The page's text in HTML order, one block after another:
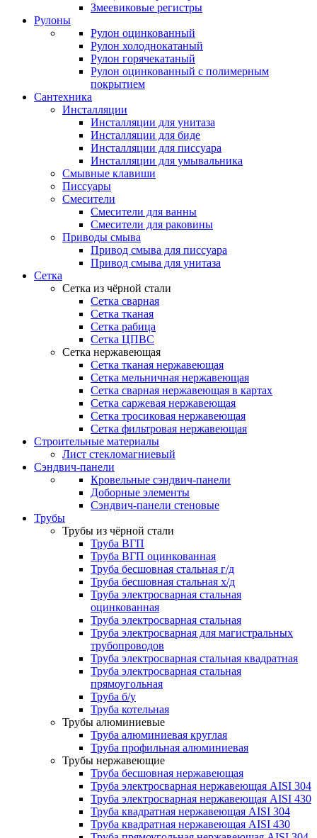
Змеевиковые регистры
Рулоны
Рулон оцинкованный
Рулон холоднокатаный
Рулон горячекатаный
Рулон оцинкованный с полимерным
покрытием
Сантехника
Инсталляции
Инсталляции для унитаза
Инсталляции для биде
Инсталляции для писсуара
Инсталляции для умывальника
Смывные клавиши
Писсуары
Смесители
Смесители для ванны
Смесители для раковины
Приводы смыва
Привод смыва для писсуара
Привод смыва для унитаза
Сетка
Сетка из чёрной стали
Сетка сварная
Сетка тканая
Сетка рабица
Сетка ЦПВС
Сетка нержавеющая
Сетка тканая нержавеющая
Сетка мельничная нержавеющая
Сетка сварная нержавеющая в картах
Сетка саржевая нержавеющая
Сетка тросиковая нержавеющая
Сетка фильтровая нержавеющая
Строительные материалы
Лист стекломагниевый
Сэндвич-панели
Кровельные сэндвич-панели
Доборные элементы
Сэндвич-панели стеновые
Трубы
Трубы из чёрной стали
Труба ВГП
Труба ВГП оцинкованная
Труба бесшовная стальная г/д
Труба бесшовная стальная х/д
Труба электросварная стальная
оцинкованная
Труба электросварная стальная
Труба электросварная для магистральных
трубопроводов
Труба электросварная стальная квадратная
Труба электросварная стальная
прямоугольная
Труба б/у
Труба котельная
Трубы алюминиевые
Труба алюминиевая круглая
Труба профильная алюминиевая
Трубы нержавеющие
Труба бесшовная нержавеющая
Труба электросварная нержавеющая AISI 304
Труба электросварная нержавеющая AISI 430
Труба квадратная нержавеющая AISI 304
Труба квадратная нержавеющая AISI 430